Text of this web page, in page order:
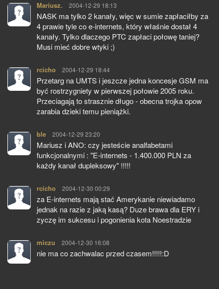
Mariusz. pisze:
2004-12-29 18:13
NASK ma tylko 2 kanały, więc w sumie zapłaciłby za
4 prawie tyle co e-internets, który właśnie dostał 4
kanały. Tylko dlaczego PTC zapłaci połowę taniej?
Musi mieć dobre wtyki ;)
rcicho pisze:
2004-12-29 18:44
Przetarg na UMTS i jeszcze jedna koncesje GSM ma
być rostrzygniety w pierwszej połowie 2005 roku.
Przeciagają to strasznie długo - obecna trojka opow
zarabia dzieki temu pieniążki.
ble pisze:
2004-12-29 23:20
Mariusz i ANO: czy jesteście analfabetami
funkcjonalnymi : "E-internets - 1.400.000 PLN za
każdy kanał dupleksowy" !!!!!
rcicho pisze:
2004-12-30 00:29
za E-internets mają stać Amerykanie niewiadamo
jednak na razie z jaką kasą? Duze brawa dla ERY i
zyczę im sukcesu i pogonienia kota Noestradzie
miczu pisze:
2004-12-30 16:08
nie ma co zachwalac przed czasem!!!!!:D